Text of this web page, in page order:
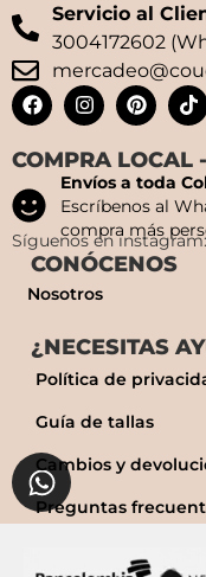
Servicio al
3004172602
COMPRA LOCAL
Envíos a toda
Escríbenos al
compra más
Síguenos en
CONÓCENOS
Nosotros
¿NECESITAS
Política de
Guía de tallas
Cambios y
Preguntas